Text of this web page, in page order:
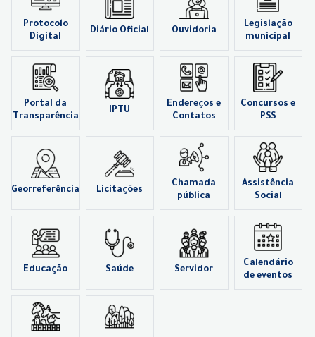
Protocolo
Digital
Diário Oficial Ouvidoria
Legislação
municipal
Portal da
Transparência
IPTU
Endereços e
Contatos
Concursos e
PSS
Georreferência Licitações
Chamada
pública
Assistência
Social
Educação Saúde Servidor
Calendário
de eventos